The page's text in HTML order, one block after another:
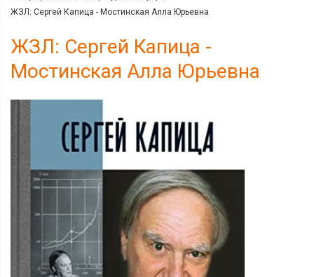
ЖЗЛ: Сергей Капица - Мостинская Алла Юрьевна
ЖЗЛ: Сергей Капица -
Мостинская Алла Юрьевна